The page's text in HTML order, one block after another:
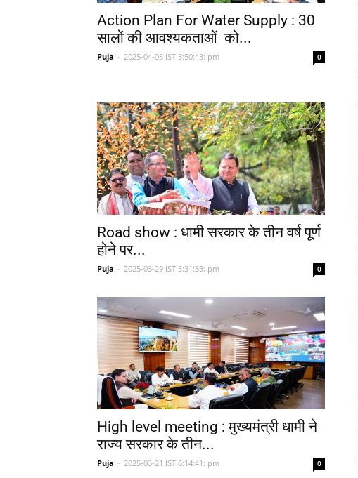
Action Plan For Water Supply : 30
सालों की आवश्यकताओं को...
Puja - 2025-04-03 IST 5:50:43: pm 0
Road show : धामी सरकार के तीन वर्ष पूर्ण
होने पर...
Puja - 2025-03-29 IST 5:31:33: pm 0
High level meeting : मुख्यमंत्री धामी ने
राज्य सरकार के तीन...
Puja - 2025-03-21 IST 6:14:41: pm 0